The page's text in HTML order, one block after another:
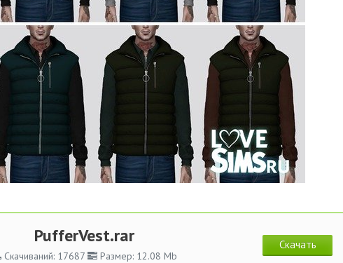
PufferVest.rar
Скачиваний: 17687 Размер: 12.08 Mb
Скачать